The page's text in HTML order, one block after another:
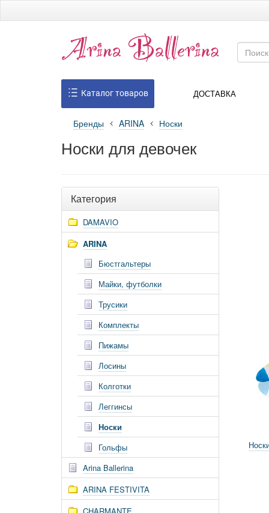
Каталог товаров ДОСТАВКА
Бренды ARINA Носки
Носки для девочек
Категория
DAMAVIO
ARINA
Бюстгальтеры
Майки, футболки
Трусики
Комплекты
Пижамы
Лосины
Колготки
Леггинсы
Носки
Гольфы
Arina Ballerina
ARINA FESTIVITA
CHARMANTE